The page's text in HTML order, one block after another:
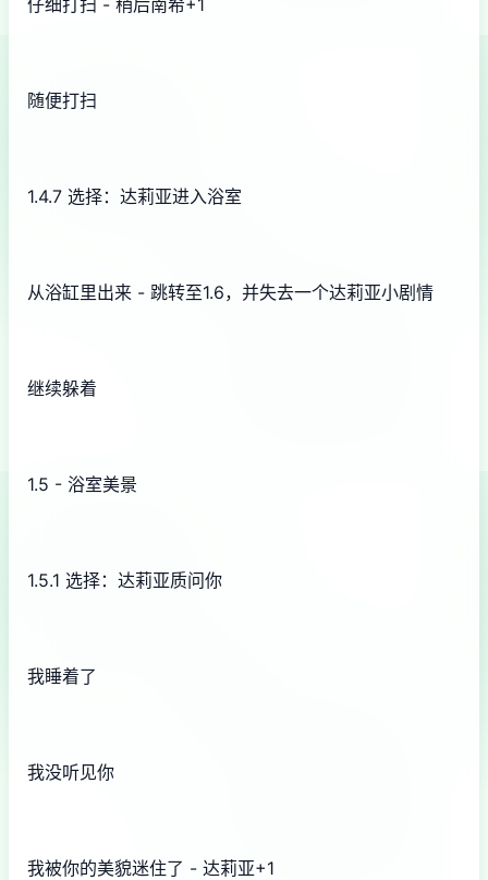
随便打扫
1.4.7 选择：达莉亚进入浴室
从浴缸里出来 - 跳转至1.6，并失去一个达莉亚小剧情
继续躲着
1.5 - 浴室美景
1.5.1 选择：达莉亚质问你
我睡着了
我没听见你
我被你的美貌迷住了 - 达莉亚+1